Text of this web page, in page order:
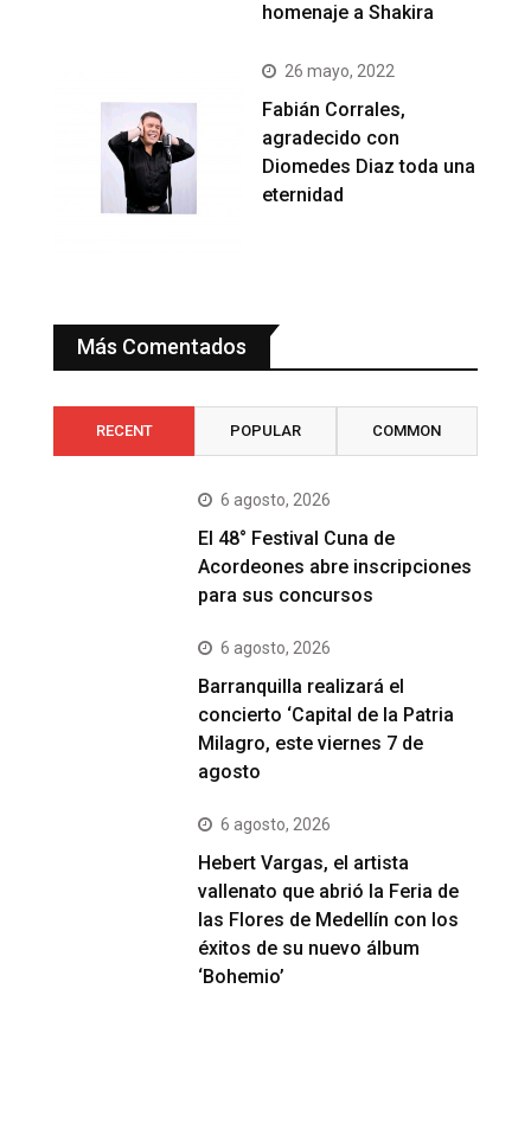
homenaje a Shakira
26 mayo, 2022
Fabián Corrales,
agradecido con
Diomedes Diaz toda una
eternidad
Más Comentados
RECENT POPULAR COMMON
6 agosto, 2026
El 48° Festival Cuna de
Acordeones abre inscripciones
para sus concursos
6 agosto, 2026
Barranquilla realizará el
concierto ‘Capital de la Patria
Milagro, este viernes 7 de
agosto
6 agosto, 2026
Hebert Vargas, el artista
vallenato que abrió la Feria de
las Flores de Medellín con los
éxitos de su nuevo álbum
‘Bohemio’